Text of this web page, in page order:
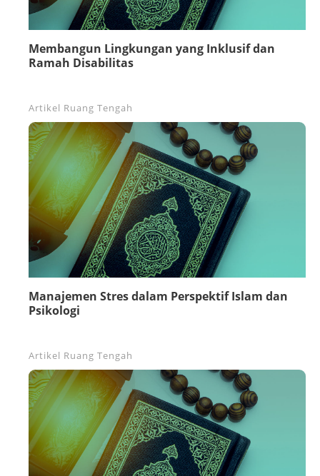
Membangun Lingkungan yang Inklusif dan
Ramah Disabilitas
Artikel Ruang Tengah
Manajemen Stres dalam Perspektif Islam dan
Psikologi
Artikel Ruang Tengah